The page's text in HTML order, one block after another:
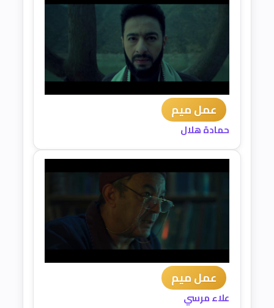
عمل ميم
حمادة هلال
عمل ميم
علاء مرسي